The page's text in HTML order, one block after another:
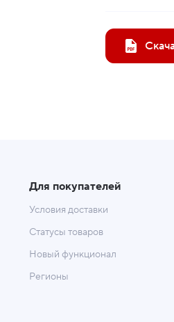
Для покупателей
Условия доставки
Статусы товаров
Новый функционал
Регионы